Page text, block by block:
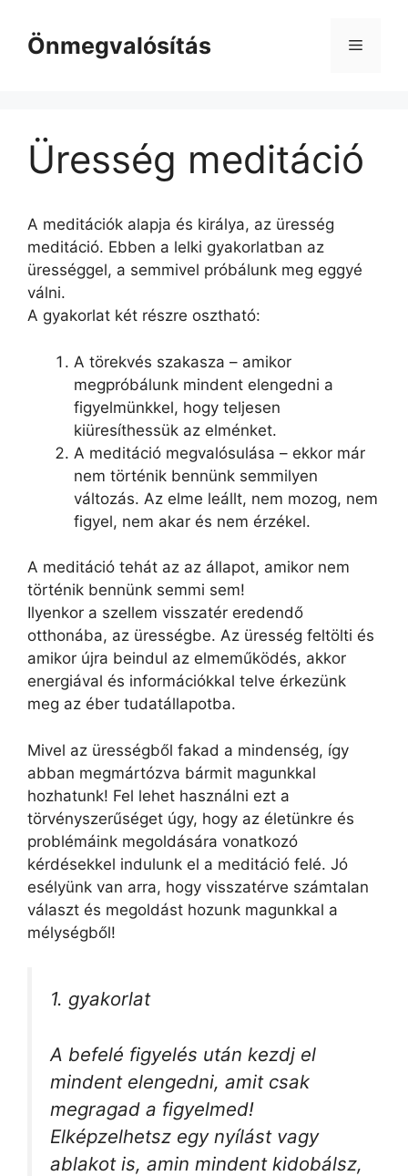
tartalomba
Önmegvalósítás Menü
Üresség meditáció
A meditációk alapja és királya, az üresség
meditáció. Ebben a lelki gyakorlatban az
ürességgel, a semmivel próbálunk meg eggyé
válni.
A gyakorlat két részre osztható:
A törekvés szakasza – amikor
megpróbálunk mindent elengedni a
figyelmünkkel, hogy teljesen
kiüresíthessük az elménket.
A meditáció megvalósulása – ekkor már
nem történik bennünk semmilyen
változás. Az elme leállt, nem mozog, nem
figyel, nem akar és nem érzékel.
A meditáció tehát az az állapot, amikor nem
történik bennünk semmi sem!
Ilyenkor a szellem visszatér eredendő
otthonába, az ürességbe. Az üresség feltölti és
amikor újra beindul az elmeműködés, akkor
energiával és információkkal telve érkezünk
meg az éber tudatállapotba.
Mivel az ürességből fakad a mindenség, így
abban megmártózva bármit magunkkal
hozhatunk! Fel lehet használni ezt a
törvényszerűséget úgy, hogy az életünkre és
problémáink megoldására vonatkozó
kérdésekkel indulunk el a meditáció felé. Jó
esélyünk van arra, hogy visszatérve számtalan
választ és megoldást hozunk magunkkal a
mélységből!
1. gyakorlat
A befelé figyelés után kezdj el
mindent elengedni, amit csak
megragad a figyelmed!
Elképzelhetsz egy nyílást vagy
ablakot is, amin mindent kidobálsz,